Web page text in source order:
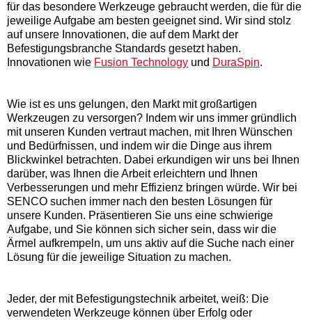
für das besondere Werkzeuge gebraucht werden, die für die
jeweilige Aufgabe am besten geeignet sind. Wir sind stolz
auf unsere Innovationen, die auf dem Markt der
Befestigungsbranche Standards gesetzt haben.
Innovationen wie Fusion Technology und DuraSpin.
Wie ist es uns gelungen, den Markt mit großartigen
Werkzeugen zu versorgen? Indem wir uns immer gründlich
mit unseren Kunden vertraut machen, mit Ihren Wünschen
und Bedürfnissen, und indem wir die Dinge aus ihrem
Blickwinkel betrachten. Dabei erkundigen wir uns bei Ihnen
darüber, was Ihnen die Arbeit erleichtern und Ihnen
Verbesserungen und mehr Effizienz bringen würde. Wir bei
SENCO suchen immer nach den besten Lösungen für
unsere Kunden. Präsentieren Sie uns eine schwierige
Aufgabe, und Sie können sich sicher sein, dass wir die
Ärmel aufkrempeln, um uns aktiv auf die Suche nach einer
Lösung für die jeweilige Situation zu machen.
Jeder, der mit Befestigungstechnik arbeitet, weiß: Die
verwendeten Werkzeuge können über Erfolg oder